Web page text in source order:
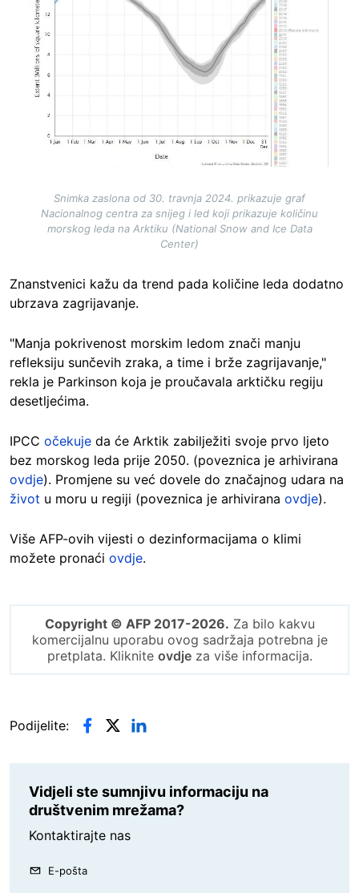
Snimka zaslona od 30. travnja 2024. prikazuje graf
Nacionalnog centra za snijeg i led koji prikazuje količinu
morskog leda na Arktiku (National Snow and Ice Data
Center)
Znanstvenici kažu da trend pada količine leda dodatno
ubrzava zagrijavanje.
"Manja pokrivenost morskim ledom znači manju
refleksiju sunčevih zraka, a time i brže zagrijavanje,"
rekla je Parkinson koja je proučavala arktičku regiju
desetljećima.
IPCC očekuje da će Arktik zabilježiti svoje prvo ljeto
bez morskog leda prije 2050. (poveznica je arhivirana
ovdje). Promjene su već dovele do značajnog udara na
život u moru u regiji (poveznica je arhivirana ovdje).
Više AFP-ovih vijesti o dezinformacijama o klimi
možete pronaći ovdje.
Copyright © AFP 2017-2026. Za bilo kakvu
komercijalnu uporabu ovog sadržaja potrebna je
pretplata. Kliknite ovdjeza više informacija.
Podijelite:
Vidjeli ste sumnjivu informaciju na
društvenim mrežama?
Kontaktirajte nas
E-pošta